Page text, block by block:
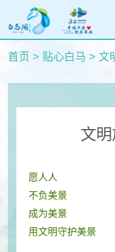
首页 > 贴心白马 > 文
文
愿人人
不负美景
成为美景
用文明守护美景